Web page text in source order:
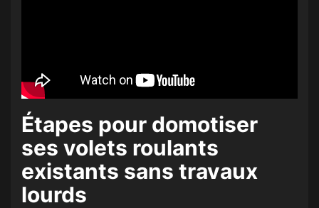
Étapes pour domotiser
ses volets roulants
existants sans travaux
lourds